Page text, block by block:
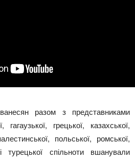
разом з представниками
гагаузької, грецької, казахської,
польської, ромської,
турецької спільноти вшанували